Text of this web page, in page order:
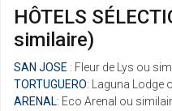
HÔTELS
similaire)
SAN JOSE : Fleur de Lys ou
TORTUGUERO: Laguna Lodge
ARENAL: Eco Arenal ou